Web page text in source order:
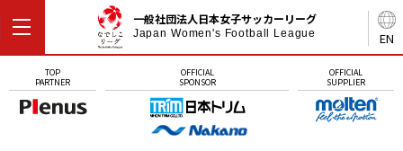
EN
一般社団法人日本女子サッカーリーグ
Japan Women's Football League
TOP
PARTNER
OFFICIAL
SPONSOR
OFFICIAL
SUPPLIER